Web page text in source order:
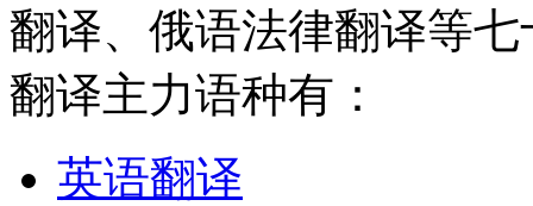
翻译、俄语法律翻译等
翻译主力语种有：
英语翻译